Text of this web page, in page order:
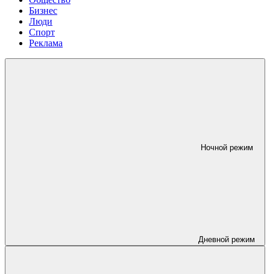
Бизнес
Люди
Спорт
Реклама
Ночной режим
Дневной режим